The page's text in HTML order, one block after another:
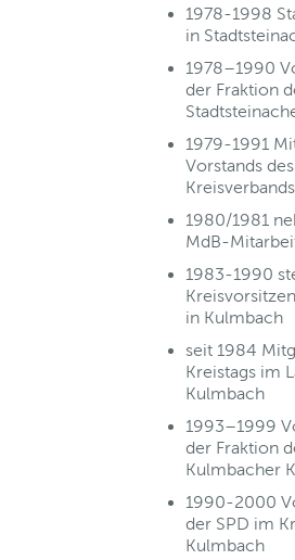
1978-1998
in
1978–1990
der Fraktion
1979-1991
Vorstands
1980/1981
MdB-
1983-1990
in Kulmbach
seit 1984
Kreistags im
Kulmbach
1993–1999
der Fraktion
Kulmbacher
1990-2000
der SPD im
Kulmbach